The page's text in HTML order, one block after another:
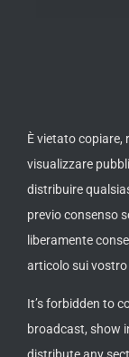
È vietato copiare,
visualizzare
distribuire
previo consenso
liberamente
articolo sui
It’s forbidden to
broadcast, show
distribute any